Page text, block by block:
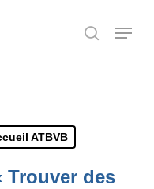
search
Menu
ATBVB
Trouver des